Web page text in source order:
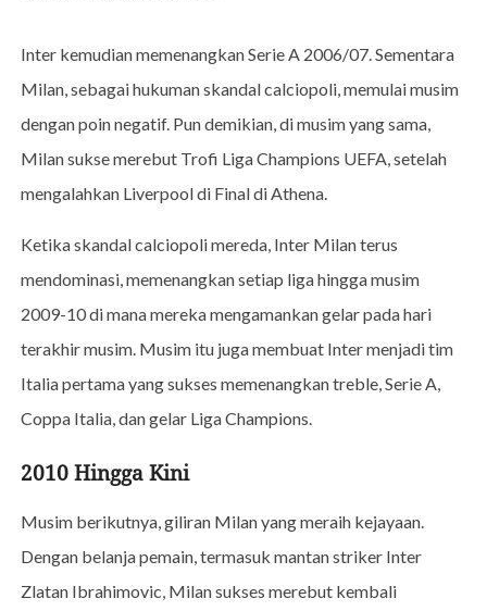
Inter kemudian memenangkan Serie A 2006/07. Sementara
Milan, sebagai hukuman skandal calciopoli, memulai musim
dengan poin negatif. Pun demikian, di musim yang sama,
Milan sukse merebut Trofi Liga Champions UEFA, setelah
mengalahkan Liverpool di Final di Athena.
Ketika skandal calciopoli mereda, Inter Milan terus
mendominasi, memenangkan setiap liga hingga musim
2009-10 di mana mereka mengamankan gelar pada hari
terakhir musim. Musim itu juga membuat Inter menjadi tim
Italia pertama yang sukses memenangkan treble, Serie A,
Coppa Italia, dan gelar Liga Champions.
2010 Hingga Kini
Musim berikutnya, giliran Milan yang meraih kejayaan.
Dengan belanja pemain, termasuk mantan striker Inter
Zlatan Ibrahimovic, Milan sukses merebut kembali